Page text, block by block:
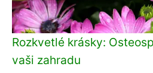
Rozkvetlé krásky:
vaši zahradu